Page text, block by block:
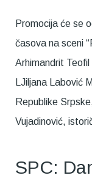
Promocija će se
časova na sceni
Arhimandrit
LJiljana Labović
Republike
Vujadinović,
SPC: